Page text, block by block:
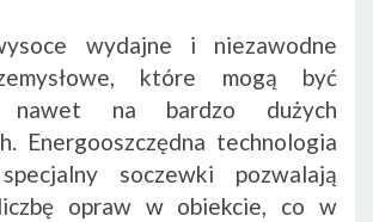
wydajne i niezawodne
które mogą być
nawet na bardzo dużych
Energooszczędna technologia
soczewki pozwalają
opraw w obiekcie, co w